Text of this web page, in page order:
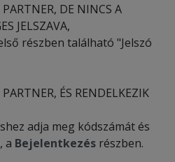
DE NINCS A
JELSZAVA,
részben található "Jelszó
ÉS RENDELKEZIK
adja meg kódszámát és
a Bejelentkezés részben.